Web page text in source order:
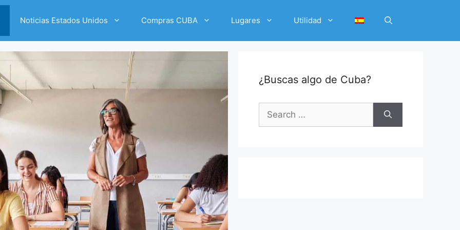
Noticias Estados Unidos Compras CUBA Lugares Utilidad
¿Buscas algo de Cuba?
Search
for: